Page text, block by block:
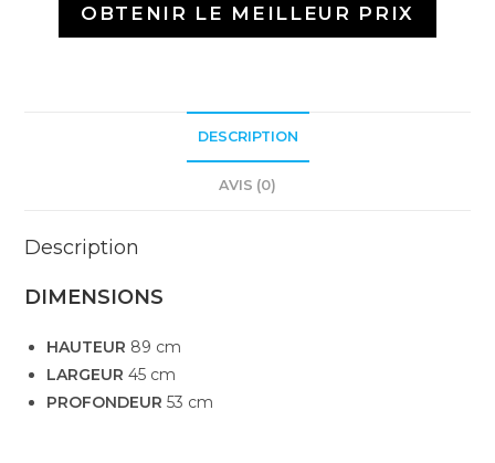
OBTENIR LE MEILLEUR PRIX
DESCRIPTION
AVIS (0)
Description
DIMENSIONS
HAUTEUR 89 cm
LARGEUR 45 cm
PROFONDEUR 53 cm